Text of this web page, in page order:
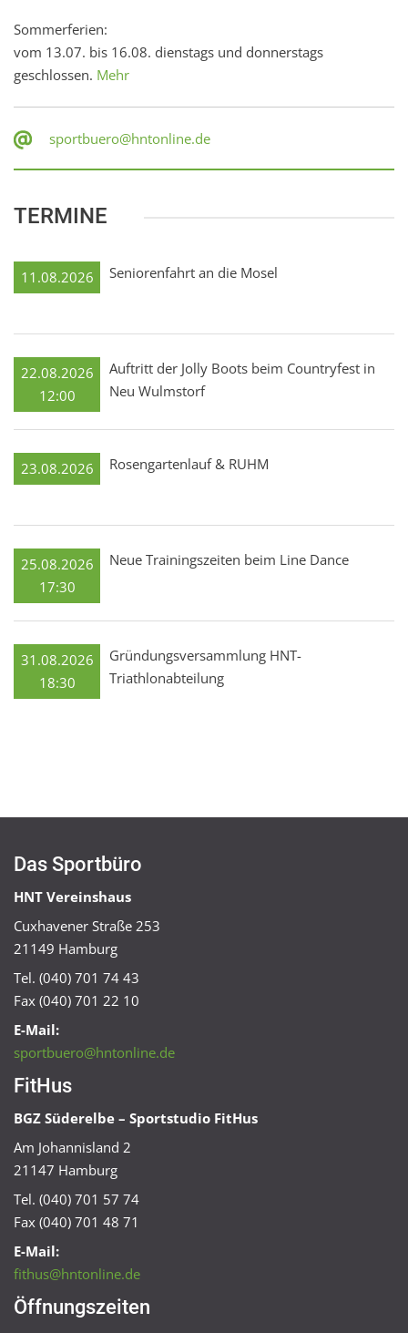
Sommerferien:
vom 13.07. bis 16.08. dienstags und donnerstags
geschlossen. Mehr
sportbuero@hntonline.de
TERMINE
11.08.2026 Seniorenfahrt an die Mosel
22.08.2026
12:00
Auftritt der Jolly Boots beim Countryfest in
Neu Wulmstorf
23.08.2026 Rosengartenlauf & RUHM
25.08.2026
17:30
Neue Trainingszeiten beim Line Dance
31.08.2026
18:30
Gründungsversammlung HNT-
Triathlonabteilung
Das Sportbüro
HNT Vereinshaus
Cuxhavener Straße 253
21149 Hamburg
Tel. (040) 701 74 43
Fax (040) 701 22 10
E-Mail:
sportbuero@hntonline.de
FitHus
BGZ Süderelbe – Sportstudio FitHus
Am Johannisland 2
21147 Hamburg
Tel. (040) 701 57 74
Fax (040) 701 48 71
E-Mail:
fithus@hntonline.de
Öffnungszeiten